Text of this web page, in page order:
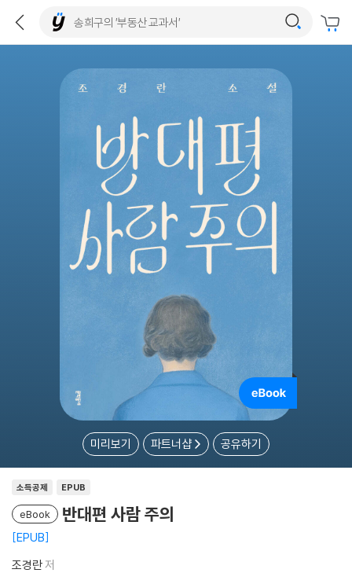
미리보기 파트너샵 공유하기
소득공제 EPUB
eBook 반대편 사람 주의
EPUB
조경란저